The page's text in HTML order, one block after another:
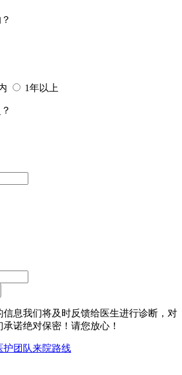
1年以上
信息我们将及时反馈给医生进行诊断，对
诺绝对保密！请您放心！
护团队来院路线